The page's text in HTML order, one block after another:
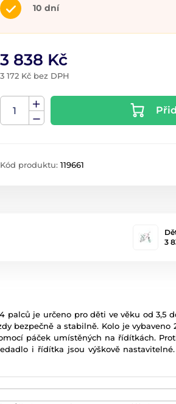
10 dní
3 838 Kč
3 172 Kč bez DPH
Kód produktu: 119661
3
je určeno pro děti ve věku od 3,5
bezpečně a stabilně. Kolo je vybaveno
páček umístěných na řídítkách.
i řídítka jsou výškově